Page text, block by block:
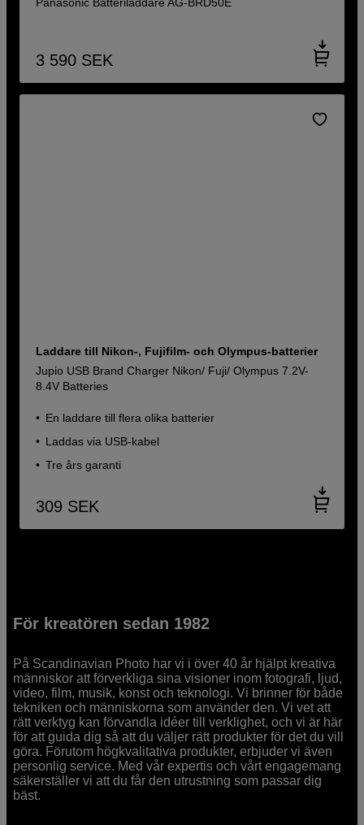
Panasonic Batteriladdare AG-BRD50E
3 590 SEK
Laddare till Nikon-, Fujifilm- och Olympus-batterier
Jupio USB Brand Charger Nikon/ Fuji/ Olympus 7.2V-
8.4V Batteries
En laddare till flera olika batterier
Laddas via USB-kabel
Tre års garanti
309 SEK
För kreatören sedan 1982
På Scandinavian Photo har vi i över 40 år hjälpt kreativa
människor att förverkliga sina visioner inom fotografi, ljud,
video, film, musik, konst och teknologi. Vi brinner för både
tekniken och människorna som använder den. Vi vet att
rätt verktyg kan förvandla idéer till verklighet, och vi är här
för att guida dig så att du väljer rätt produkter för det du vill
göra. Förutom högkvalitativa produkter, erbjuder vi även
personlig service. Med vår expertis och vårt engagemang
säkerställer vi att du får den utrustning som passar dig
bäst.